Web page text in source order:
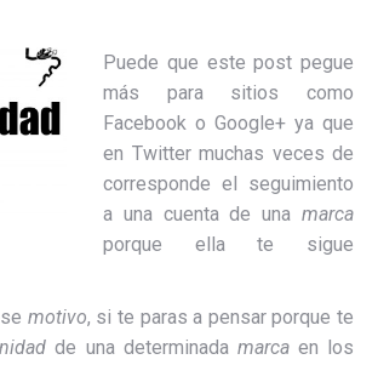
Puede que este post pegue
más para sitios como
Facebook o Google+ ya que
en Twitter muchas veces de
corresponde el seguimiento
a una cuenta de una marca
porque ella te sigue
motivo, si te paras a pensar porque te
de una determinadamarcaen los